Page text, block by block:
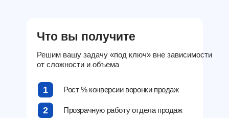
Рост % конверсии воронки продаж
Что вы получите
Решим вашу задачу «под ключ» вне зависимости
от сложности и объема
Прозрачную работу отдела продаж
1
2